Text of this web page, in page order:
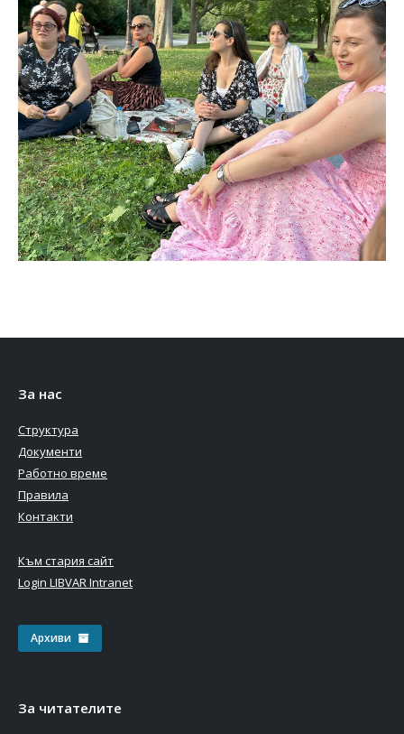
За нас
Структура
Документи
Работно време
Правила
Контакти
Към стария сайт
Login LIBVAR Intranet
Архиви
За читателите